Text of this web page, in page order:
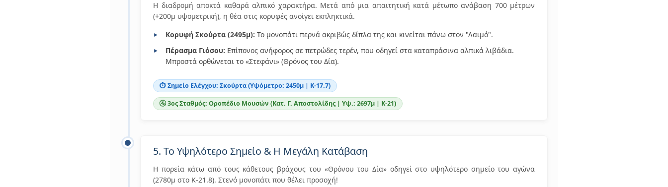
Η διαδρομή αποκτά καθαρά αλπικό χαρακτήρα. Μετά από μια απαιτητική κατά μέτωπο ανάβαση 700 μέτρων
(+200μ υψομετρική), η θέα στις κορυφές ανοίγει εκπληκτικά.
Κορυφή Σκούρτα (2495μ): Το μονοπάτι περνά ακριβώς δίπλα της και κινείται πάνω στον "Λαιμό".
Πέρασμα Γιόσου: Επίπονος ανήφορος σε πετρώδες τερέν, που οδηγεί στα καταπράσινα αλπικά λιβάδια.
Μπροστά ορθώνεται το «Στεφάνι» (Θρόνος του Δία).
⏱️ Σημείο Ελέγχου: Σκούρτα (Υψόμετρο: 2450μ | Κ-17.7)
🚰 3ος Σταθμός: Οροπέδιο Μουσών (Κατ. Γ. Αποστολίδης | Υψ.: 2697μ | Κ-21)
5. Το Υψηλότερο Σημείο & Η Μεγάλη Κατάβαση
Η πορεία κάτω από τους κάθετους βράχους του «Θρόνου του Δία» οδηγεί στο υψηλότερο σημείο του αγώνα
(2780μ στο Κ-21.8). Στενό μονοπάτι που θέλει προσοχή!